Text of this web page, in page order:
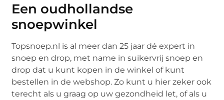
Een oudhollandse
snoepwinkel
Topsnoep.nl is al meer dan 25 jaar dé expert in
snoep en drop, met name in suikervrij snoep en
drop dat u kunt kopen in de winkel of kunt
bestellen in de webshop. Zo kunt u hier zeker ook
terecht als u graag op uw gezondheid let, of als u